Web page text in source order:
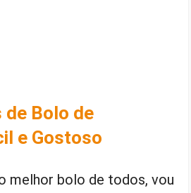
de Bolo de
e Gostoso
melhor bolo de todos, vou